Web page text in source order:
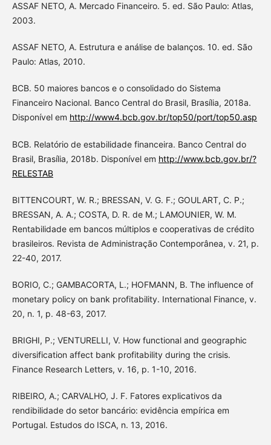
ASSAF NETO, A. Mercado Financeiro. 5. ed. São Paulo: Atlas,
2003.
ASSAF NETO, A. Estrutura e análise de balanços. 10. ed. São
Paulo: Atlas, 2010.
BCB. 50 maiores bancos e o consolidado do Sistema
Financeiro Nacional. Banco Central do Brasil, Brasília, 2018a.
Disponível em http://www4.bcb.gov.br/top50/port/top50.asp
BCB. Relatório de estabilidade financeira. Banco Central do
Brasil, Brasília, 2018b. Disponível em http://www.bcb.gov.br/?
RELESTAB
BITTENCOURT, W. R.; BRESSAN, V. G. F.; GOULART, C. P.;
BRESSAN, A. A.; COSTA, D. R. de M.; LAMOUNIER, W. M.
Rentabilidade em bancos múltiplos e cooperativas de crédito
brasileiros. Revista de Administração Contemporânea, v. 21, p.
22-40, 2017.
BORIO, C.; GAMBACORTA, L.; HOFMANN, B. The influence of
monetary policy on bank profitability. International Finance, v.
20, n. 1, p. 48-63, 2017.
BRIGHI, P.; VENTURELLI, V. How functional and geographic
diversification affect bank profitability during the crisis.
Finance Research Letters, v. 16, p. 1-10, 2016.
RIBEIRO, A.; CARVALHO, J. F. Fatores explicativos da
rendibilidade do setor bancário: evidência empírica em
Portugal. Estudos do ISCA, n. 13, 2016.